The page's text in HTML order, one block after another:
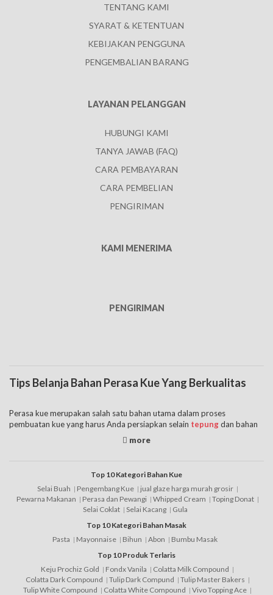
TENTANG KAMI
SYARAT & KETENTUAN
KEBIJAKAN PENGGUNA
PENGEMBALIAN BARANG
LAYANAN PELANGGAN
HUBUNGI KAMI
TANYA JAWAB (FAQ)
CARA PEMBAYARAN
CARA PEMBELIAN
PENGIRIMAN
KAMI MENERIMA
PENGIRIMAN
Tips Belanja Bahan Perasa Kue Yang Berkualitas
Perasa kue merupakan salah satu bahan utama dalam proses
pembuatan kue yang harus Anda persiapkan selain tepungdan bahan
yang lain. Ada banyak sekali daftar bahan-bahan utama yang digunakan
untuk membuat kue. Apalagi jika Anda memang sudah punya rencana
Sebagai contohnya adalah ketika Anda ingin tahu daftar harga perasa
kue, sangat mudah sekali karena bisa Anda lihat secara online. Untuk
akan berbeda. untuk itu, berikut ini adalah tips untuk belanja bahan kue
jenis perasa untuk kue yang bisa disimak agar nantinya Anda bisa
memilihnya dengan benar, yaitu:
• Pastikan Anda pilih daftar harga perasa kue yang halal jika Anda
Muslim.
Top 10 Kategori Bahan Kue
Selai Buah
Pengembang Kue
jual glaze harga murah grosir
Pewarna Makanan
Perasa dan Pewangi Whipped Cream
Toping Donat
Selai Coklat
Selai Kacang
Gula
Top 10 Kategori Bahan Masak
Pasta
Mayonnaise Bihun Abon
Bumbu Masak
Top 10 Produk Terlaris
Keju Prochiz Gold
Fondx Vanila
Colatta Milk Compound
Colatta Dark Compound
Tulip Dark Compund
Tulip Master Bakers
Tulip White Compound
Colatta White Compound Vivo Topping Ace